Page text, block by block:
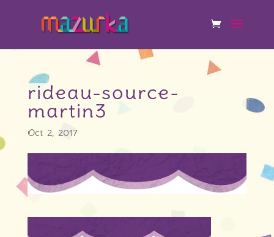
rideau-source-
martin3
Oct 2, 2017